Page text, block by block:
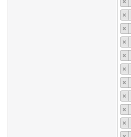
×
×
×
×
×
×
×
×
×
×